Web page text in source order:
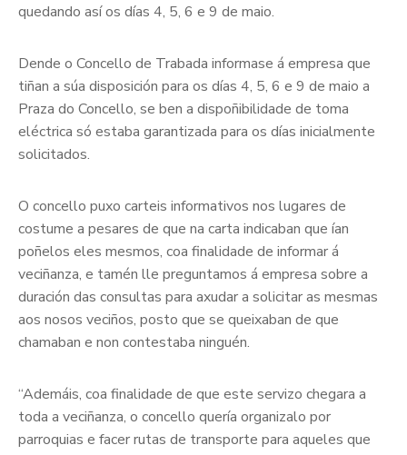
quedando así os días 4, 5, 6 e 9 de maio.
Dende o Concello de Trabada informase á empresa que
tiñan a súa disposición para os días 4, 5, 6 e 9 de maio a
Praza do Concello, se ben a dispoñibilidade de toma
eléctrica só estaba garantizada para os días inicialmente
solicitados.
O concello puxo carteis informativos nos lugares de
costume a pesares de que na carta indicaban que ían
poñelos eles mesmos, coa finalidade de informar á
veciñanza, e tamén lle preguntamos á empresa sobre a
duración das consultas para axudar a solicitar as mesmas
aos nosos veciños, posto que se queixaban de que
chamaban e non contestaba ninguén.
“Ademáis, coa finalidade de que este servizo chegara a
toda a veciñanza, o concello quería organizalo por
parroquias e facer rutas de transporte para aqueles que